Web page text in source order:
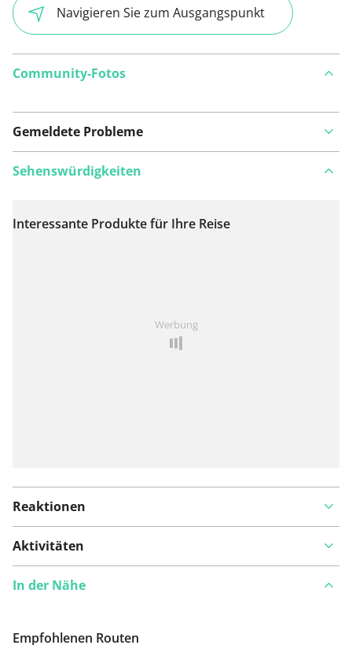
Navigieren Sie zum Ausgangspunkt
Community-Fotos
Gemeldete Probleme
Auf Karte anzeigen
Sehenswürdigkeiten
Interessante Produkte für Ihre Reise
Werbung
Reaktionen
Aktivitäten
In der Nähe
Empfohlenen Routen